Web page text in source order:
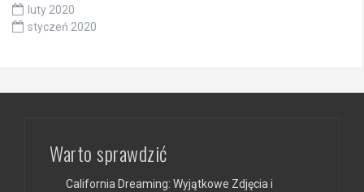
luty 2020
styczeń 2020
Warto sprawdzić
California Dreaming: Wyjątkowe Zdjęcia i